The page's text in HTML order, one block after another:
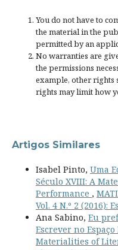
You do not have to
the material in the
permitted by an
No warranties are
the permissions
example, other rights
rights may limit how
Artigos Similares
Isabel Pinto, Uma
Século XVIII: A
Performance ,
Vol. 4 N.º 2 (2016):
Ana Sabino, Eu
Escrever no
Materialities of